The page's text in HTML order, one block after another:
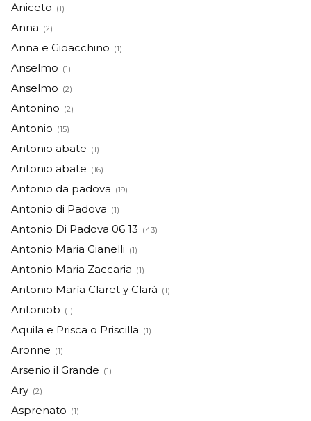
Aniceto (1)
Anna (2)
Anna e Gioacchino (1)
Anselmo (1)
Anselmo (2)
Antonino (2)
Antonio (15)
Antonio abate (1)
Antonio abate (16)
Antonio da padova (19)
Antonio di Padova (1)
Antonio Di Padova 06 13 (43)
Antonio Maria Gianelli (1)
Antonio Maria Zaccaria (1)
Antonio María Claret y Clará (1)
Antoniob (1)
Aquila e Prisca o Priscilla (1)
Aronne (1)
Arsenio il Grande (1)
Ary (2)
Asprenato (1)